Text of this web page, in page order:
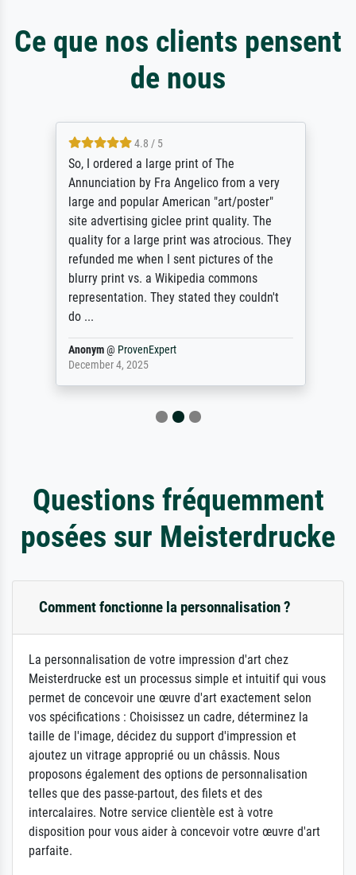
Ce que nos clients pensent
de nous
4.8 / 5
So, I ordered a large print of The
Annunciation by Fra Angelico from a very
large and popular American "art/poster"
site advertising giclee print quality. The
quality for a large print was atrocious. They
refunded me when I sent pictures of the
blurry print vs. a Wikipedia commons
representation. They stated they couldn't
do ...
Anonym@ ProvenExpert
December 4, 2025
Questions fréquemment
posées sur Meisterdrucke
Comment fonctionne la personnalisation ?
La personnalisation de votre impression d'art chez
Meisterdrucke est un processus simple et intuitif qui vous
permet de concevoir une œuvre d'art exactement selon
vos spécifications : Choisissez un cadre, déterminez la
taille de l'image, décidez du support d'impression et
ajoutez un vitrage approprié ou un châssis. Nous
proposons également des options de personnalisation
telles que des passe-partout, des filets et des
intercalaires. Notre service clientèle est à votre
disposition pour vous aider à concevoir votre œuvre d'art
parfaite.